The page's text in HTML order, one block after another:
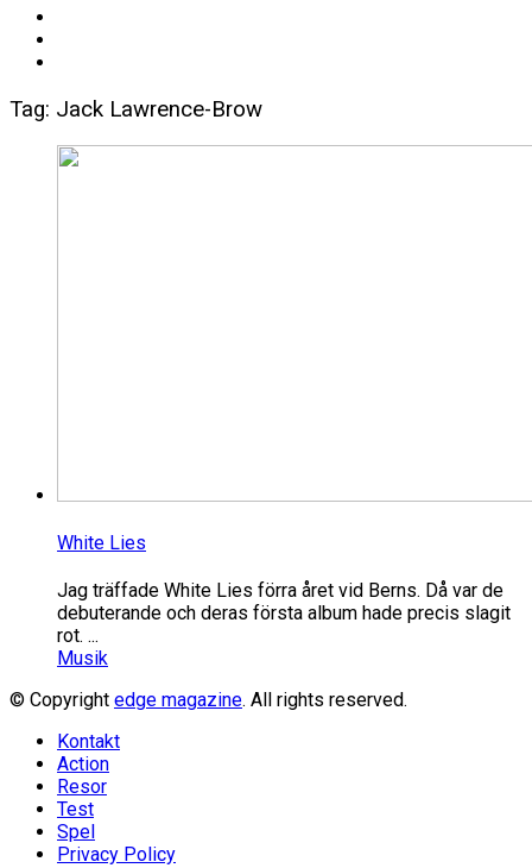
Tag: Jack Lawrence-Brow
White Lies
Jag träffade White Lies förra året vid Berns. Då var de
debuterande och deras första album hade precis slagit
rot. ...
Musik
© Copyright edge magazine. All rights reserved.
Kontakt
Action
Resor
Test
Spel
Privacy Policy